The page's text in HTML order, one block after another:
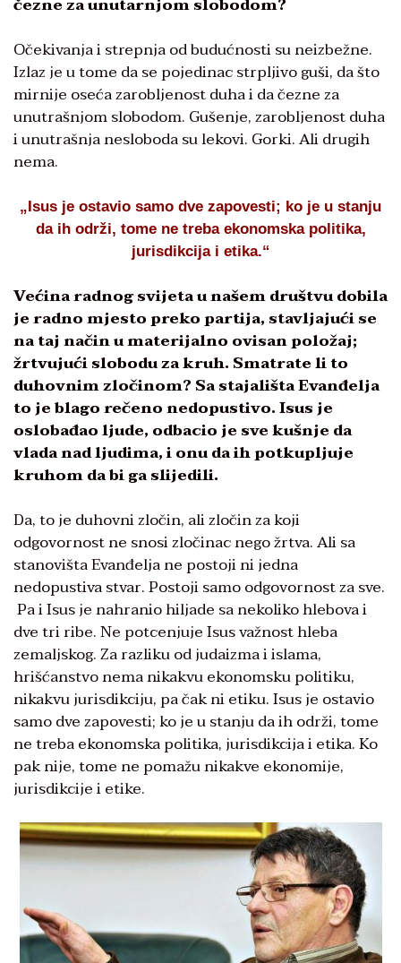
Očekivanja i strepnja od budućnosti su neizbežne.
Izlaz je u tome da se pojedinac strpljivo guši, da što
mirnije oseća zarobljenost duha i da čezne za
unutrašnjom slobodom. Gušenje, zarobljenost duha
i unutrašnja nesloboda su lekovi. Gorki. Ali drugih
nema.
„Isus je ostavio samo dve zapovesti; ko je u stanju
da ih održi, tome ne treba ekonomska politika,
jurisdikcija i etika.“
Većina radnog svijeta u našem društvu dobila
je radno mjesto preko partija, stavljajući se
na taj način u materijalno ovisan položaj;
žrtvujući slobodu za kruh. Smatrate li to
duhovnim zločinom? Sa stajališta Evanđelja
to je blago rečeno nedopustivo. Isus je
oslobađao ljude, odbacio je sve kušnje da
vlada nad ljudima, i onu da ih potkupljuje
kruhom da bi ga slijedili.
Da, to je duhovni zločin, ali zločin za koji
odgovornost ne snosi zločinac nego žrtva. Ali sa
stanovišta Evanđelja ne postoji ni jedna
nedopustiva stvar. Postoji samo odgovornost za sve.
Pa i Isus je nahranio hiljade sa nekoliko hlebova i
dve tri ribe. Ne potcenjuje Isus važnost hleba
zemaljskog. Za razliku od judaizma i islama,
hrišćanstvo nema nikakvu ekonomsku politiku,
nikakvu jurisdikciju, pa čak ni etiku. Isus je ostavio
samo dve zapovesti; ko je u stanju da ih održi, tome
ne treba ekonomska politika, jurisdikcija i etika. Ko
pak nije, tome ne pomažu nikakve ekonomije,
jurisdikcije i etike.